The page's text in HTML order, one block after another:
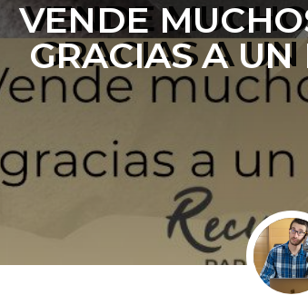
VENDE
GRACIAS A